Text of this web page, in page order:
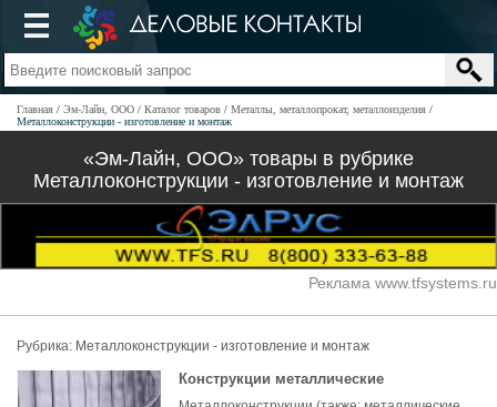
Главная Эм-Лайн, OOO Каталог товаров
Металлы, металлопрокат, металлоизделия
Металлоконструкции - изготовление и монтаж
«Эм-Лайн, OOO» товары в рубрике
Металлоконструкции - изготовление и монтаж
Реклама www.tfsystems.ru
Рубрика: Металлоконструкции - изготовление и монтаж
Конструкции металлические